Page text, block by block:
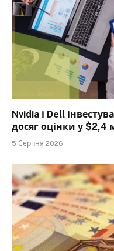
Nvidia і Dell
досяг оцінки у $2,4
5 Серпня 2026